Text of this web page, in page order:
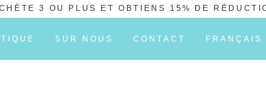
3 OU PLUS ET OBTIENS 15% DE
SUR NOUS CONTACT FRANÇAIS